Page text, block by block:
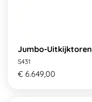
Jumbo-Uitkijktoren
S431
€ 6.649,00